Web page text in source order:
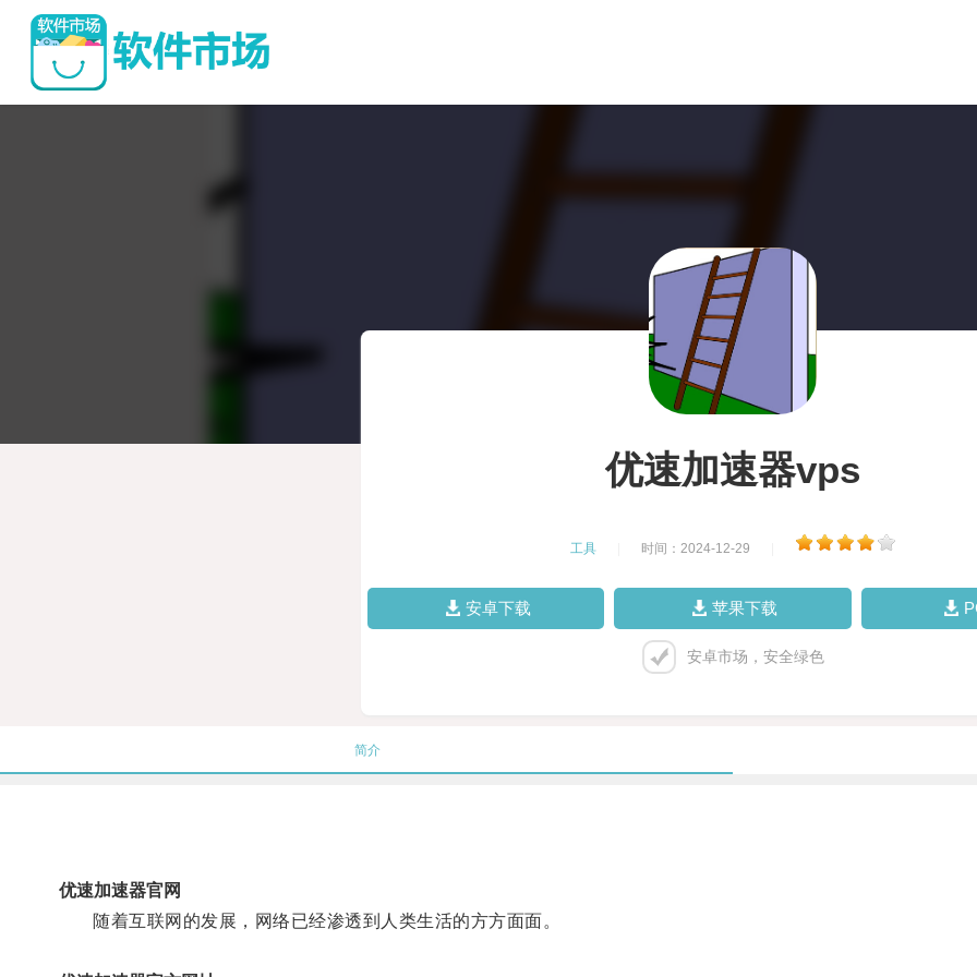
优速加速器vps
工具 时间：2024-12-29
安卓下载 苹果下载
安卓市场，安全绿色
简介
优速加速器官网
随着互联网的发展，网络已经渗透到人类生活的方方面面。